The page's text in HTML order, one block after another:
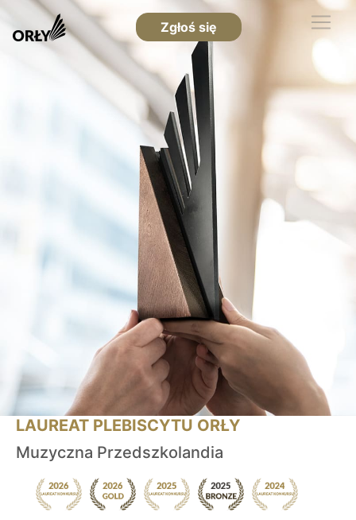
Zgłoś się
LAUREAT PLEBISCYTU ORŁY
Muzyczna Przedszkolandia